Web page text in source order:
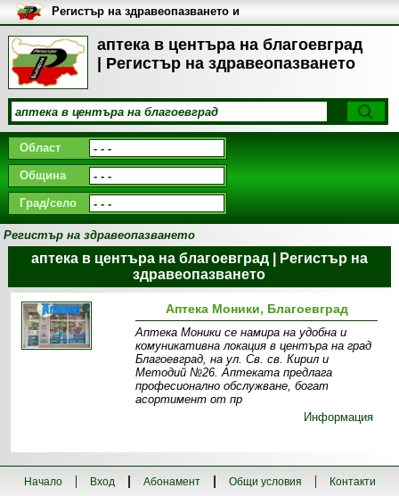
аптека в центъра на благоевград
| Регистър на здравеопазването
Регистър на здравеопазването и
медицинските заведения в
България
Област
Община
Град/село
Регистър на здравеопазването
аптека в центъра на благоевград | Регистър на
здравеопазването
Аптека Моники, Благоевград
Аптека Моники се намира на удобна и
комуникативна локация в центъра на град
Благоевград, на ул. Св. св. Кирил и
Методий №26. Аптеката предлага
професионално обслужване, богат
асортимент от пр
Информация
Начало Вход Абонамент Общи условия
Контакти